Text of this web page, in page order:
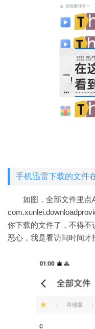
手机迅雷下载的文件
如图，全部文件里点
你下载的文件了，不得
恶心，我是看访问时间才